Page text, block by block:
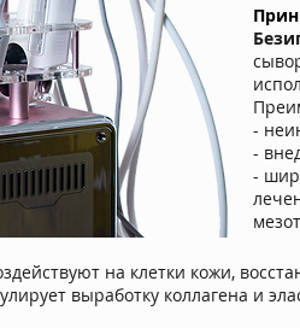
-
-
-
на клетки кожи,
выработку коллагена и